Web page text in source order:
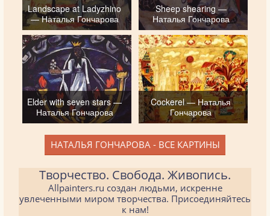
Landscape at Ladyzhino
— Наталья Гончарова
Sheep shearing —
Наталья Гончарова
Elder with seven stars —
Наталья Гончарова
Cockerel — Наталья
Гончарова
НАТАЛЬЯ ГОНЧАРОВА - ВСЕ КАРТИНЫ
Творчество. Свобода. Живопись.
Allpainters.ru создан людьми, искренне
увлеченными миром творчества. Присоединяйтесь
к нам!